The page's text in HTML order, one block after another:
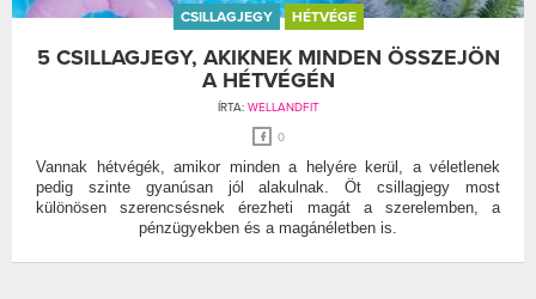
CSILLAGJEGY HÉTVÉGE
5 CSILLAGJEGY, AKIKNEK MINDEN ÖSSZEJÖN
A HÉTVÉGÉN
ÍRTA: WELLANDFIT
0
Vannak hétvégék, amikor minden a helyére kerül, a véletlenek
pedig szinte gyanúsan jól alakulnak. Öt csillagjegy most
különösen szerencsésnek érezheti magát a szerelemben, a
pénzügyekben és a magánéletben is.